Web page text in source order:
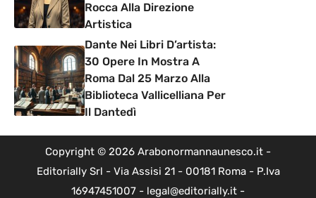
Rocca Alla Direzione
Artistica
Dante Nei Libri D’artista:
30 Opere In Mostra A
Roma Dal 25 Marzo Alla
Biblioteca Vallicelliana Per
Il Dantedì
Copyright © 2026 Arabonormannaunesco.it -
Editorially Srl - Via Assisi 21 - 00181 Roma - P.Iva
16947451007 - legal@editorially.it -